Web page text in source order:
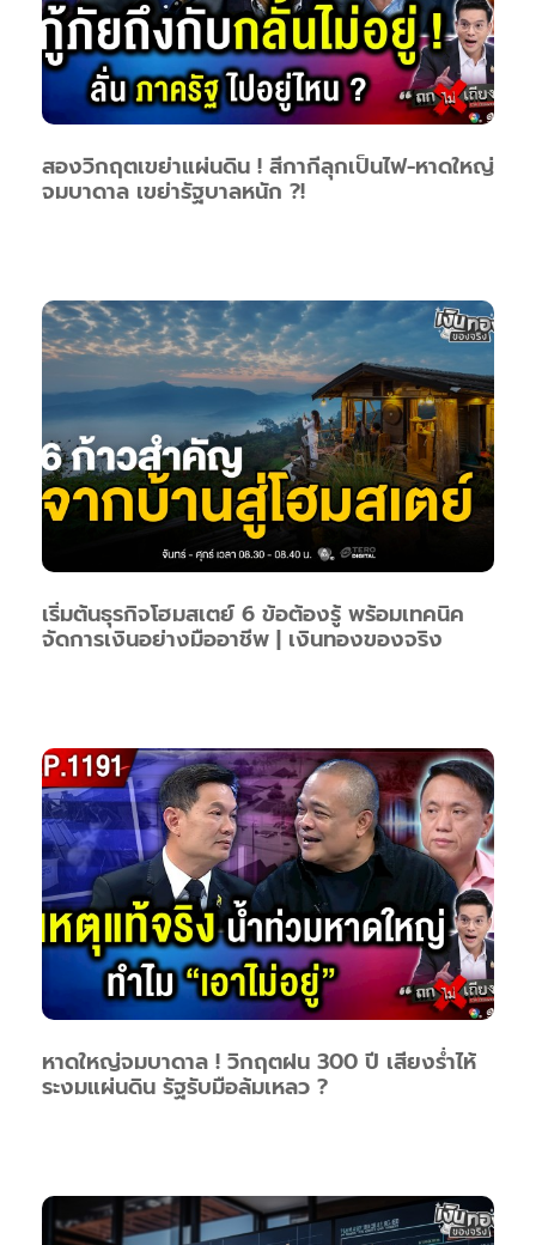
สองวิกฤตเขย่าแผ่นดิน ! สีกากีลุกเป็นไฟ-หาดใหญ่
จมบาดาล เขย่ารัฐบาลหนัก ?!
เริ่มต้นธุรกิจโฮมสเตย์ 6 ข้อต้องรู้ พร้อมเทคนิค
จัดการเงินอย่างมืออาชีพ | เงินทองของจริง
หาดใหญ่จมบาดาล ! วิกฤตฝน 300 ปี เสียงร่ำไห้
ระงมแผ่นดิน รัฐรับมือล้มเหลว ?